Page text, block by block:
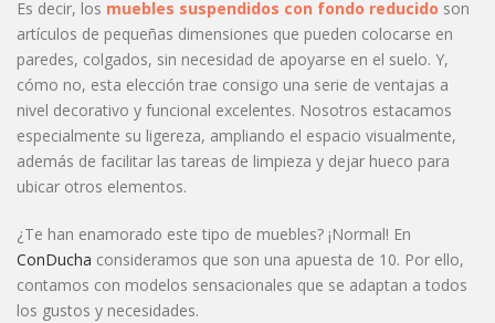
Es decir, los muebles suspendidos con fondo reducido son
artículos de pequeñas dimensiones que pueden colocarse en
paredes, colgados, sin necesidad de apoyarse en el suelo. Y,
cómo no, esta elección trae consigo una serie de ventajas a
nivel decorativo y funcional excelentes. Nosotros estacamos
especialmente su ligereza, ampliando el espacio visualmente,
además de facilitar las tareas de limpieza y dejar hueco para
ubicar otros elementos.
¿Te han enamorado este tipo de muebles? ¡Normal! En
ConDucha consideramos que son una apuesta de 10. Por ello,
contamos con modelos sensacionales que se adaptan a todos
los gustos y necesidades.